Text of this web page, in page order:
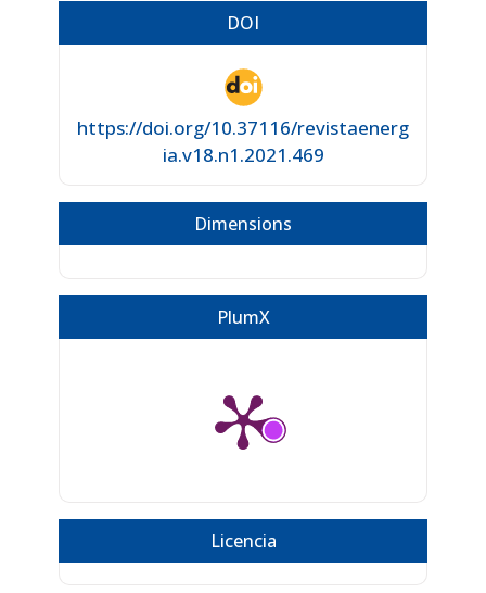
DOI
https://doi.org/10.37116/revistaenerg
ia.v18.n1.2021.469
Dimensions
PlumX
Licencia